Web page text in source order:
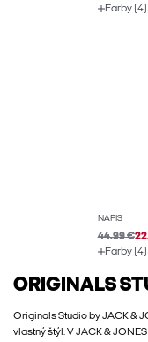
Farby (4)
NÁPIS
44.99 €
Farby (4)
ORIGINALS
Originals Studio by JACK &
vlastný štýl. V JACK &